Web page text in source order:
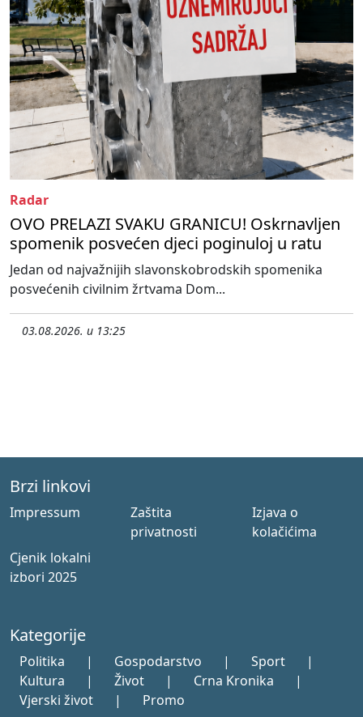
Radar
OVO PRELAZI SVAKU GRANICU! Oskrnavljen
spomenik posvećen djeci poginuloj u ratu
Jedan od najvažnijih slavonskobrodskih spomenika
posvećenih civilnim žrtvama Dom...
03.08.2026. u 13:25
Brzi linkovi
Impressum
Zaštita
privatnosti
Izjava o
kolačićima
Cjenik lokalni
izbori 2025
Kategorije
Politika | Gospodarstvo | Sport
|
Kultura
| Život | Crna Kronika
|
Vjerski život
| Promo